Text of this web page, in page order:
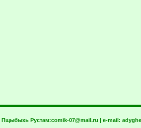
Пщыбыхь Рустам:comik-07@mail.ru | e-mail: